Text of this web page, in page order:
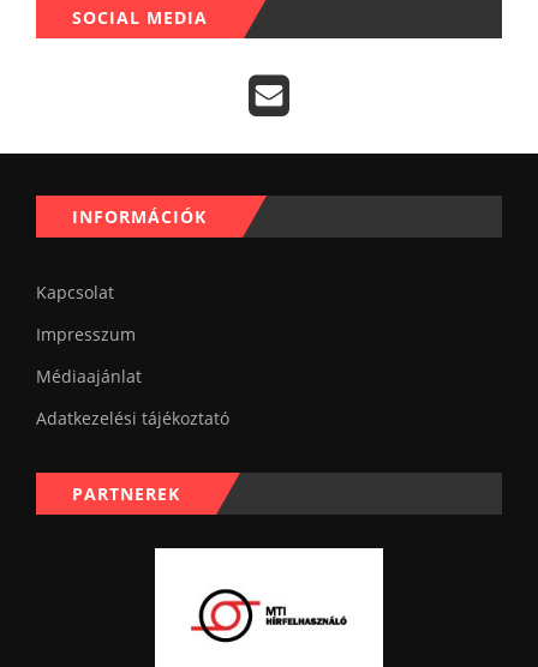
SOCIAL MEDIA
INFORMÁCIÓK
Kapcsolat
Impresszum
Médiaajánlat
Adatkezelési tájékoztató
PARTNEREK